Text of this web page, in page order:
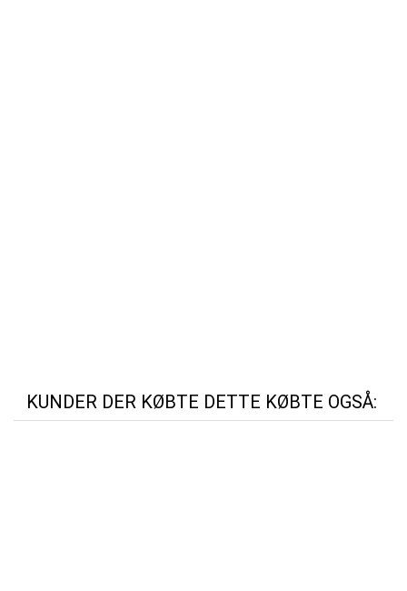
KUNDER DER KØBTE DETTE KØBTE OGSÅ: